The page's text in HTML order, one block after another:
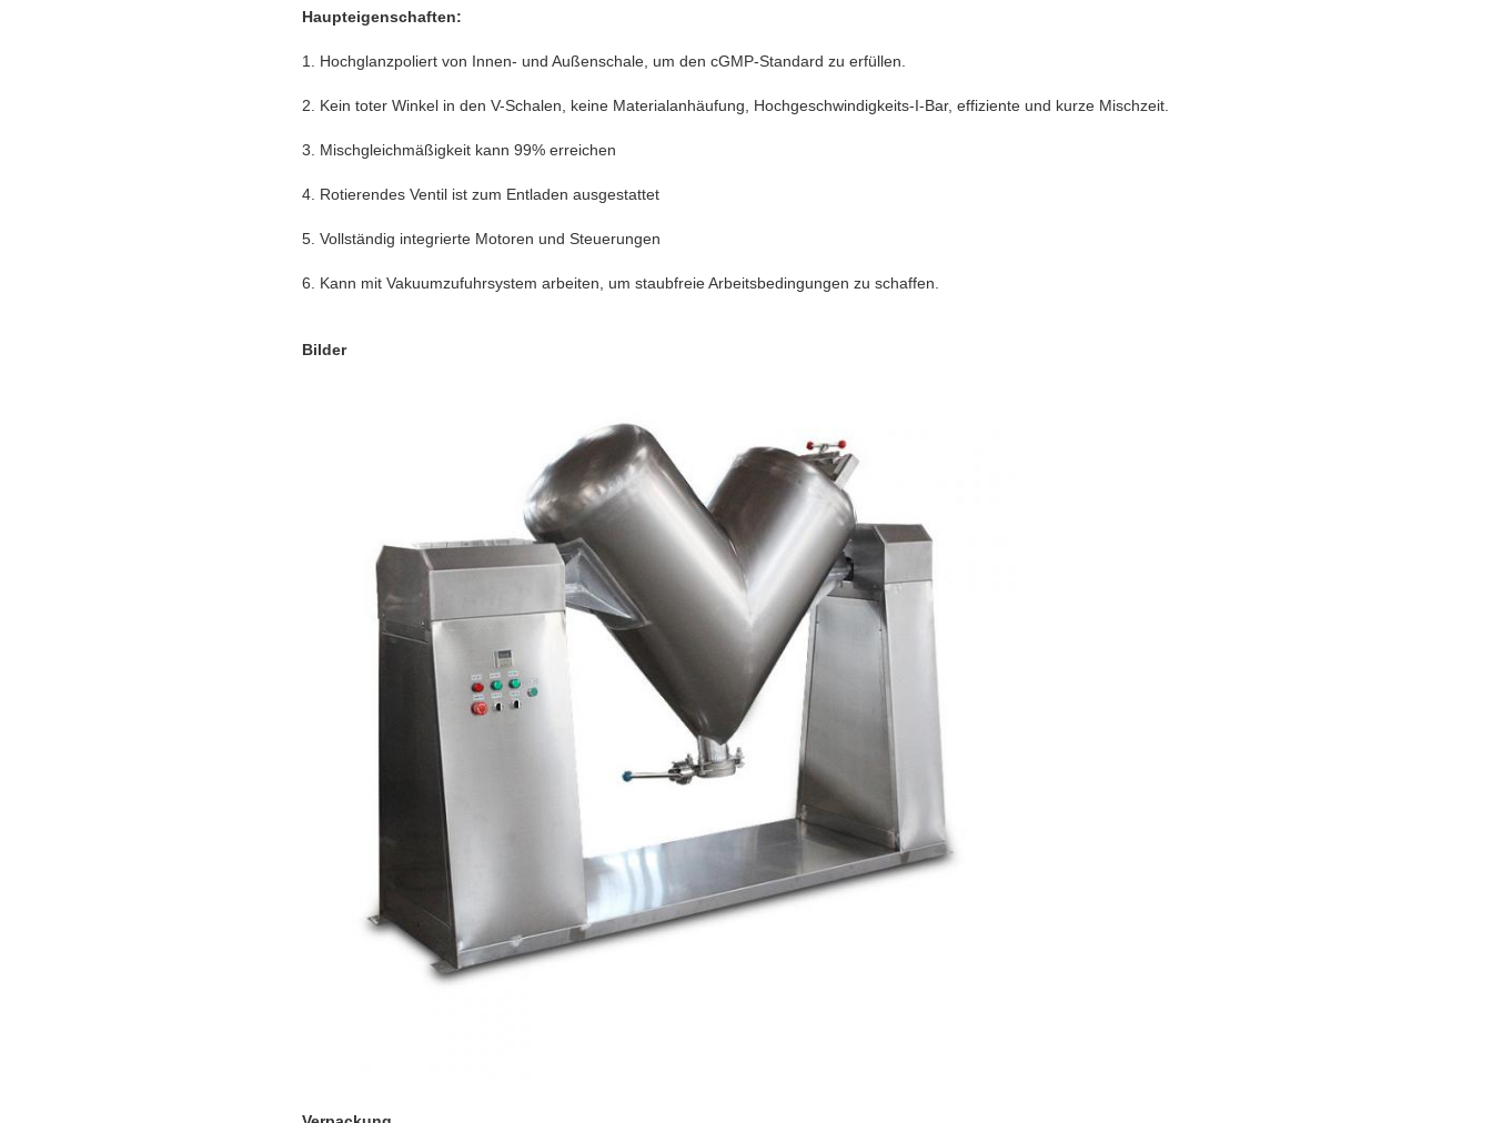
Haupteigenschaften:
1. Hochglanzpoliert von Innen- und Außenschale, um den cGMP-Standard zu erfüllen.
2. Kein toter Winkel in den V-Schalen, keine Materialanhäufung, Hochgeschwindigkeits-I-Bar, effiziente und kurze Mischzeit.
3. Mischgleichmäßigkeit kann 99% erreichen
4. Rotierendes Ventil ist zum Entladen ausgestattet
5. Vollständig integrierte Motoren und Steuerungen
6. Kann mit Vakuumzufuhrsystem arbeiten, um staubfreie Arbeitsbedingungen zu schaffen.
Bilder